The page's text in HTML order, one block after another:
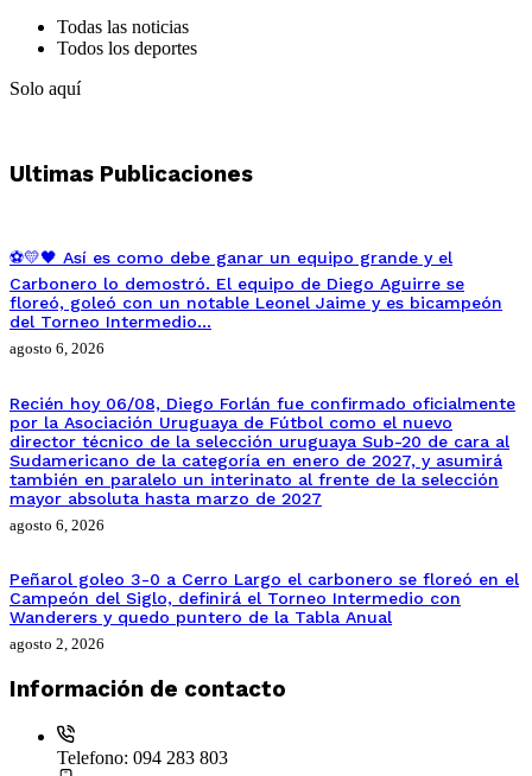
Todas las noticias
Todos los deportes
Solo aquí
Ultimas Publicaciones
⚽💛🖤 Así es como debe ganar un equipo grande y el
Carbonero lo demostró. El equipo de Diego Aguirre se
floreó, goleó con un notable Leonel Jaime y es bicampeón
del Torneo Intermedio…
agosto 6, 2026
Recién hoy 06/08, Diego Forlán fue confirmado oficialmente
por la Asociación Uruguaya de Fútbol como el nuevo
director técnico de la selección uruguaya Sub-20 de cara al
Sudamericano de la categoría en enero de 2027, y asumirá
también en paralelo un interinato al frente de la selección
mayor absoluta hasta marzo de 2027
agosto 6, 2026
Peñarol goleo 3-0 a Cerro Largo el carbonero se floreó en el
Campeón del Siglo, definirá el Torneo Intermedio con
Wanderers y quedo puntero de la Tabla Anual
agosto 2, 2026
Información de contacto
Telefono: 094 283 803